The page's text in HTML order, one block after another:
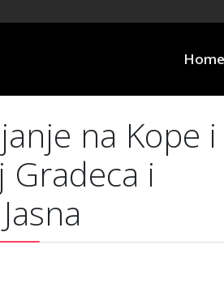
Home
na Kope i
Gradeca i